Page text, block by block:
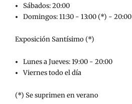
Sábados: 20:00
Domingos: 11:30 - 13:00 (*) - 20:00
Exposición Santísimo (*)
Lunes a Jueves: 19:00 - 20:00
Viernes todo el día
(*) Se suprimen en verano